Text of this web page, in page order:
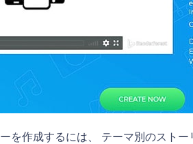
を作成するには、 テーマ別のスト